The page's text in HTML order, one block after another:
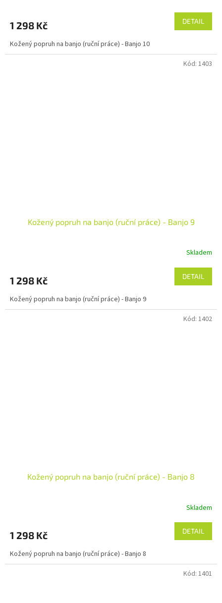
je
z
5
1 298 Kč DETAIL
Kožený popruh na banjo (ruční práce) - Banjo 10
Kožený popruh na banjo (ruční práce) - Banjo 9
Skladem
1 298 Kč DETAIL
Kožený popruh na banjo (ruční práce) - Banjo 9
Kód: 1403
Kožený popruh na banjo (ruční práce) - Banjo 8
Skladem
1 298 Kč DETAIL
Kožený popruh na banjo (ruční práce) - Banjo 8
Kód: 1402
Kód: 1401